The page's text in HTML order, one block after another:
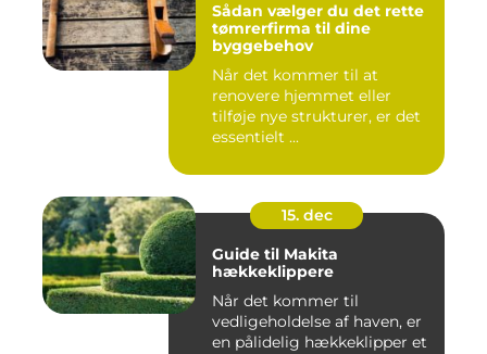
Sådan vælger du det rette
tømrerfirma til dine
byggebehov
Når det kommer til at
renovere hjemmet eller
tilføje nye strukturer, er det
essentielt ...
15. dec
Guide til Makita
hækkeklippere
Når det kommer til
vedligeholdelse af haven, er
en pålidelig hækkeklipper et